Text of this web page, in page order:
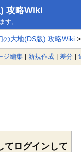
) 攻略Wiki
す。
の大地(DS版) 攻略Wiki>
ジ編集 | 新規作成 | 差分 |
てログインして